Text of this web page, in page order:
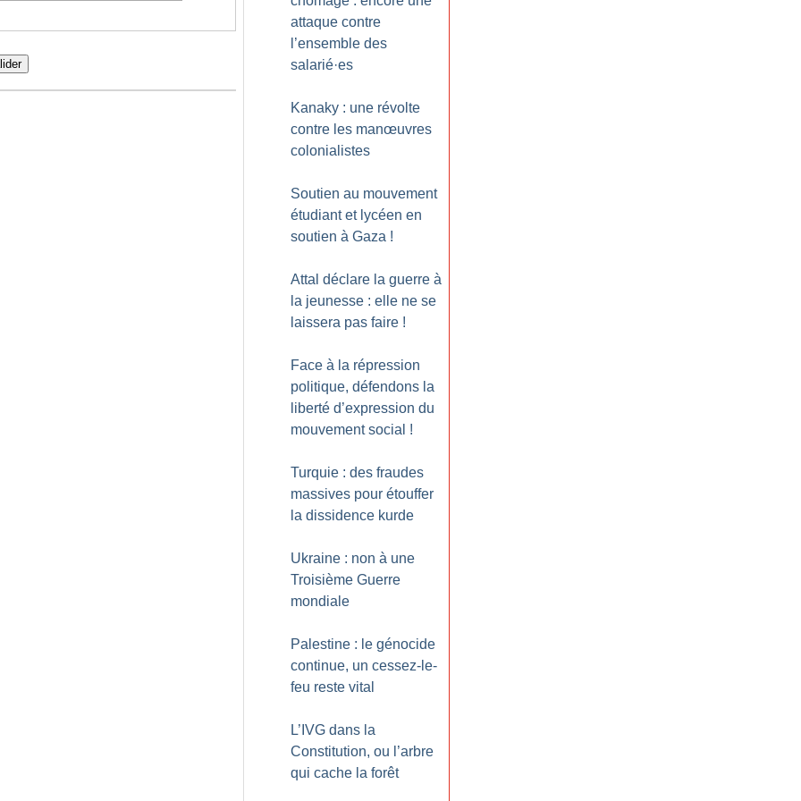
attaque contre
l’ensemble des
salarié·es
Kanaky : une révolte
contre les manœuvres
colonialistes
Soutien au mouvement
étudiant et lycéen en
soutien à Gaza !
Attal déclare la guerre à
la jeunesse : elle ne se
laissera pas faire !
Face à la répression
politique, défendons la
liberté d’expression du
mouvement social !
Turquie : des fraudes
massives pour étouffer
la dissidence kurde
Ukraine : non à une
Troisième Guerre
mondiale
Palestine : le génocide
continue, un cessez-le-
feu reste vital
L’IVG dans la
Constitution, ou l’arbre
qui cache la forêt